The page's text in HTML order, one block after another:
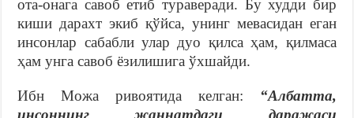
ота-онага савоб етиб тураверади. Бу худди бир
киши дарахт экиб қўйса, унинг мевасидан еган
инсонлар сабабли улар дуо қилса ҳам, қилмаса
ҳам унга савоб ёзилишига ўхшайди.
Ибн Можа ривоятида келган: “Албатта,
инсоннинг жаннатдаги даражаси